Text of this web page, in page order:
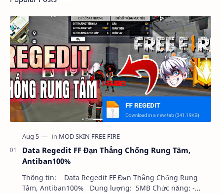
Data Regedit FF Đạn Thẳng Chống Rung Tâm,
Antiban100%
Thông tin: Data Regedit FF Đạn Thẳng Chống Rung
Tâm, Antiban100% Dung lượng: 5MB Chức năng: -